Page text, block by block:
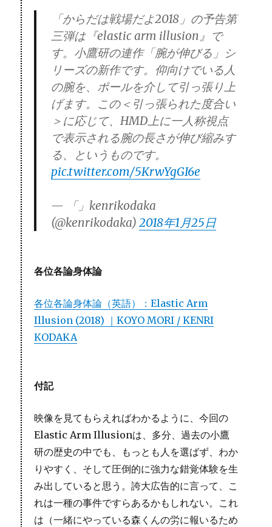
「からだは戦場だよ2018」の予告第
三弾は『elastic arm illusion』で
す。小鷹研の連作「腕が伸びる」シ
リーズの新作です。仰向けでいる人
の腕を、ポールを介して引っ張り上
げます。この＜引っ張られた度合い
＞に応じて、HMD上に一人称視点
で表示される腕の長さが伸び縮みす
る、というものです。
pic.twitter.com/5KrwYgGI6e
— 「」kenrikodaka
(@kenrikodaka)2018年1月25日
各位各論身体論
各位各論身体論（英語）：Elastic Arm
Illusion (2018) ｜KOYO MORI / KENRI
KODAKA
付記
映像を見てもらえればわかるように、今回の
Elastic Arm Illusionは、多分、過去の小鷹
研の歴史の中でも、もっとも人を選ばず、わか
りやすく、そして圧倒的に強力な錯覚体験を生
み出していると思う。誇大広告的に言って、こ
れは一種の事件ですらあるかもしれない。これ
は（一緒にやっている森くんの労に報いるため